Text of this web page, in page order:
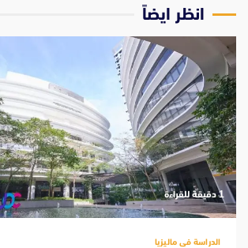
انظر ايضاً
‫1 دقيقة للقراءة
الدراسة فى ماليزيا